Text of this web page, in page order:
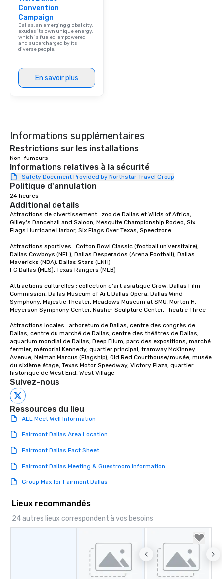
Convention
Campaign
Dallas, an emerging global city,
exudes its own unique energy,
which is fueled, empowered
and supercharged by its
diverse people.
En savoir plus
Informations supplémentaires
Restrictions sur les installations
Non-fumeurs
Informations relatives à la sécurité
Safety Document Provided by Northstar Travel Group
Politique d'annulation
24 heures
Additional details
Attractions de divertissement : zoo de Dallas et Wilds of Africa,
Gilley's Dancehall and Saloon, Mesquite Championship Rodeo, Six
Flags Hurricane Harbor, Six Flags Over Texas, Speedzone
Attractions sportives : Cotton Bowl Classic (football universitaire),
Dallas Cowboys (NFL), Dallas Desperados (Arena Football), Dallas
Mavericks (NBA), Dallas Stars (LNH)
FC Dallas (MLS), Texas Rangers (MLB)
Attractions culturelles : collection d'art asiatique Crow, Dallas Film
Commission, Dallas Museum of Art, Dallas Opera, Dallas Wind
Symphony, Majestic Theater, Meadows Museum at SMU, Morton H.
Meyerson Symphony Center, Nasher Sculpture Center, Theatre Three
Attractions locales : arboretum de Dallas, centre des congrès de
Dallas, centre du marché de Dallas, centre des théâtres de Dallas,
aquarium mondial de Dallas, Deep Ellum, parc des expositions, marché
fermier, mémorial Kennedy, quartier principal, tramway McKinney
Avenue, Neiman Marcus (Flagship), Old Red Courthouse/musée, musée
du sixième étage, Texas Motor Speedway, Victory Plaza, quartier
historique de West End, West Village
Suivez-nous
Ressources du lieu
ALL Meet Well Information
Fairmont Dallas Area Location
Fairmont Dallas Fact Sheet
Fairmont Dallas Meeting & Guestroom Information
Group Max for Fairmont Dallas
Lieux recommandés
24 autres lieux correspondent à vos besoins